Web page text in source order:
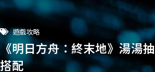
遊戲攻略
《明日方舟：終末地》湯湯
搭配